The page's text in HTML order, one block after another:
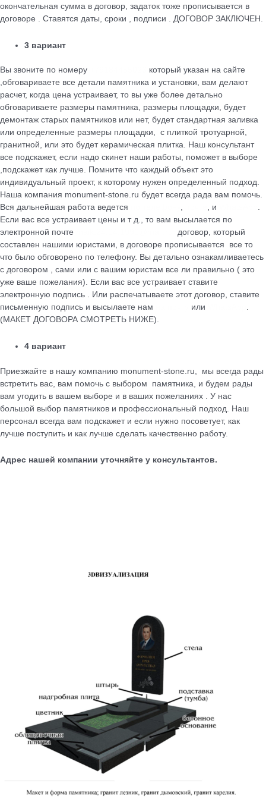
окончательная сумма в договор, задаток тоже прописывается в
договоре . Ставятся даты, сроки , подписи . ДОГОВОР ЗАКЛЮЧЕН.
3 вариант
Вы звоните по номеру
который указан на сайте
,обговариваете все детали памятника и установки, вам делают
расчет, когда цена устраивает, то вы уже более детально
обговариваете размеры памятника, размеры площадки, будет
демонтаж старых памятников или нет, будет стандартная заливка
или определенные размеры площадки, с плиткой тротуарной,
гранитной, или это будет керамическая плитка. Наш консультант
все подскажет, если надо скинет наши работы, поможет в выборе
,подскажет как лучше. Помните что каждый объект это
индивидуальный проект, к которому нужен определенный подход.
Наша компания monument-stone.ru будет всегда рада вам помочь.
Вся дальнейшая работа ведется
, , и
.
Если вас все устраивает цены и т д., то вам высылается по
электронной почте
договор, который
cоставлен нашими юристами, в договоре прописывается все то
что было обговорено по телефону. Вы детально ознакамливаетесь
с договором , сами или с вашим юристам все ли правильно ( это
уже ваше пожелания). Если вас все устраивает ставите
электронную подпись . Или распечатываете этот договор, ставите
письменную подпись и высылаете нам
или
.
(МАКЕТ ДОГОВОРА СМОТРЕТЬ НИЖЕ).
4 вариант
Приезжайте в нашу компанию monument-stone.ru, мы всегда рады
встретить вас, вам помочь с выбором памятника, и будем рады
вам угодить в вашем выборе и в ваших пожеланиях . У нас
большой выбор памятников и профессиональный подход. Наш
персонал всегда вам подскажет и если нужно посоветует, как
лучше поступить и как лучше сделать качественно работу.
Адрес нашей компании уточняйте у консультантов.